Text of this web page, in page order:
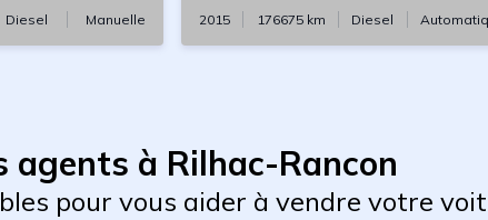
Diesel Manuelle 2015 176675km Diesel
agents à Rilhac-Rancon
pour vous aider à vendre votre